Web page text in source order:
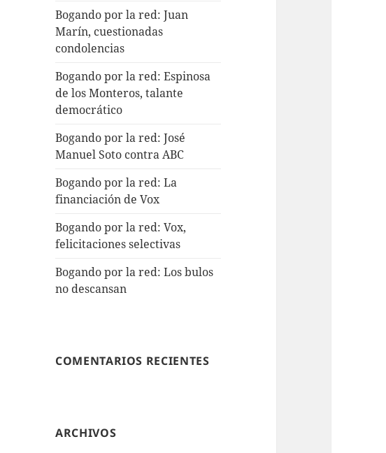
Bogando por la red: Juan
Marín, cuestionadas
condolencias
Bogando por la red: Espinosa
de los Monteros, talante
democrático
Bogando por la red: José
Manuel Soto contra ABC
Bogando por la red: La
financiación de Vox
Bogando por la red: Vox,
felicitaciones selectivas
Bogando por la red: Los bulos
no descansan
COMENTARIOS RECIENTES
ARCHIVOS